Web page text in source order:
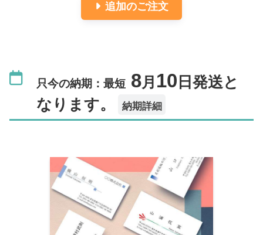
追加のご注文
只今の納期：最短 8月 10 日発送と
なります。
納期詳細